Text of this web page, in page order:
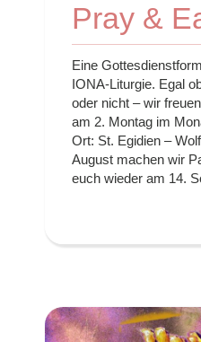
Pray &
Eine
IONA-Liturgie. Egal
oder nicht – wir
am 2. Montag im
Ort: St. Egidien –
August machen wir
euch wieder am 14.